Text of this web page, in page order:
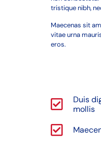
tristique nibh,
Maecenas sit
vitae urna
eros.
Duis
mollis